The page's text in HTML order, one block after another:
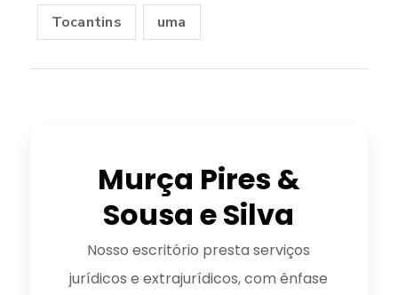
Tocantins uma
Murça Pires &
Sousa e Silva
Nosso escritório presta serviços
jurídicos e extrajurídicos, com ênfase